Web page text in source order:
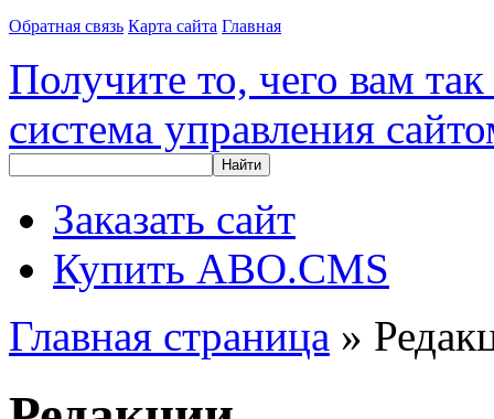
Обратная связь Карта сайта Главная
Получите то, чего вам
система управления
Найти
Заказать сайт
Купить ABO.CMS
Главная страница »